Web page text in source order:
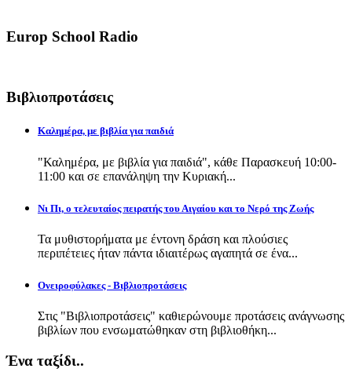
Europ School Radio
Βιβλιοπροτάσεις
Καλημέρα, με βιβλία για παιδιά
"Καλημέρα, με βιβλία για παιδιά", κάθε Παρασκευή 10:00-
11:00 και σε επανάληψη την Κυριακή...
Νι Πι, ο τελευταίος πειρατής του Αιγαίου και το Νερό της Ζωής
Τα μυθιστορήματα με έντονη δράση και πλούσιες
περιπέτειες ήταν πάντα ιδιαιτέρως αγαπητά σε ένα...
Ονειροφύλακες - Βιβλιοπροτάσεις
Στις "Βιβλιοπροτάσεις" καθιερώνουμε προτάσεις ανάγνωσης
βιβλίων που ενσωματώθηκαν στη βιβλιοθήκη...
Ένα ταξίδι..